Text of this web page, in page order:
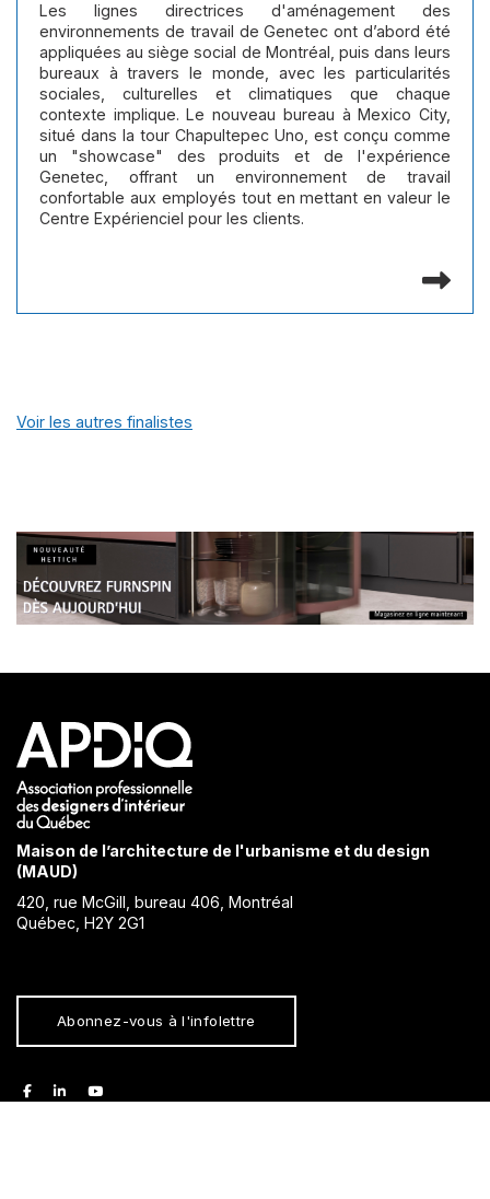
Les lignes directrices d'aménagement des
environnements de travail de Genetec ont d’abord été
appliquées au siège social de Montréal, puis dans leurs
bureaux à travers le monde, avec les particularités
sociales, culturelles et climatiques que chaque
contexte implique. Le nouveau bureau à Mexico City,
situé dans la tour Chapultepec Uno, est conçu comme
un "showcase" des produits et de l'expérience
Genetec, offrant un environnement de travail
confortable aux employés tout en mettant en valeur le
Centre Expérienciel pour les clients.
Voir les autres finalistes
Maison de l’architecture de l'urbanisme et du design
(MAUD)
420, rue McGill, bureau 406, Montréal
Québec, H2Y 2G1
Abonnez-vous à l'infolettre
facebooklinkedinyoutube